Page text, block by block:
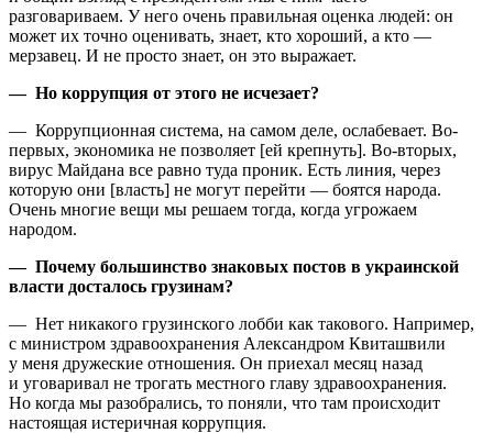
разговариваем. У него очень правильная оценка людей: он
может их точно оценивать, знает, кто хороший, а кто —
мерзавец. И не просто знает, он это выражает.
— Но коррупция от этого не исчезает?
— Коррупционная система, на самом деле, ослабевает. Во-
первых, экономика не позволяет [ей крепнуть]. Во-вторых,
вирус Майдана все равно туда проник. Есть линия, через
которую они [власть] не могут перейти — боятся народа.
Очень многие вещи мы решаем тогда, когда угрожаем
народом.
— Почему большинство знаковых постов в украинской
власти досталось грузинам?
— Нет никакого грузинского лобби как такового. Например,
с министром здравоохранения Александром Квиташвили
у меня дружеские отношения. Он приехал месяц назад
и уговаривал не трогать местного главу здравоохранения.
Но когда мы разобрались, то поняли, что там происходит
настоящая истеричная коррупция.